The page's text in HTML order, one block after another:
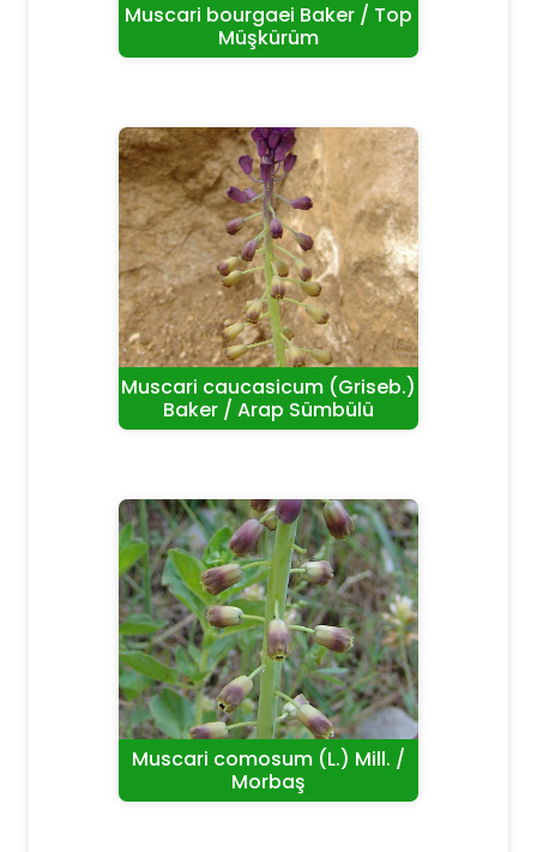
Muscari bourgaei Baker / Top
Müşkürüm
Muscari caucasicum (Griseb.)
Baker / Arap Sümbülü
Muscari comosum (L.) Mill. /
Morbaş